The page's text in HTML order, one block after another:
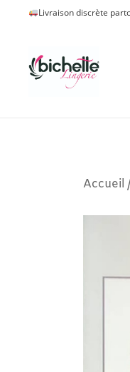
Livraison discrète
Accueil